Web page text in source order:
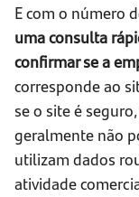
E com o número
uma consulta
confirmar se a
corresponde ao
se o site é
geralmente não
utilizam dados
atividade